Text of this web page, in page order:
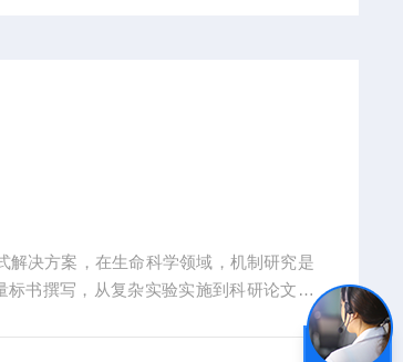
解决方案，在生命科学领域，机制研究是
书撰写，从复杂实验实施到科研论文转
、成果转化乏力。吉奥蓝图（JENNIO-LA
全周期赋能计划"，为科研工作者提供从